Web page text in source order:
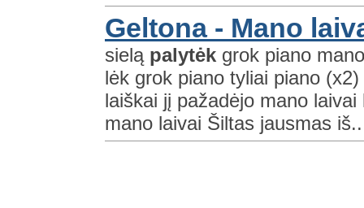
Geltona - Mano
sielą palytėk grok piano
lėk grok piano tyliai piano
laiškai jį pažadėjo mano
mano laivai Šiltas jausmas